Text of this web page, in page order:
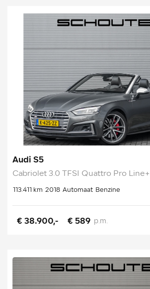
Audi S5
Cabriolet 3.0 TFSI Quattro Pro Line+
113.411 km 2018 Automaat Benzine
€ 38.900,- € 589 p.m.